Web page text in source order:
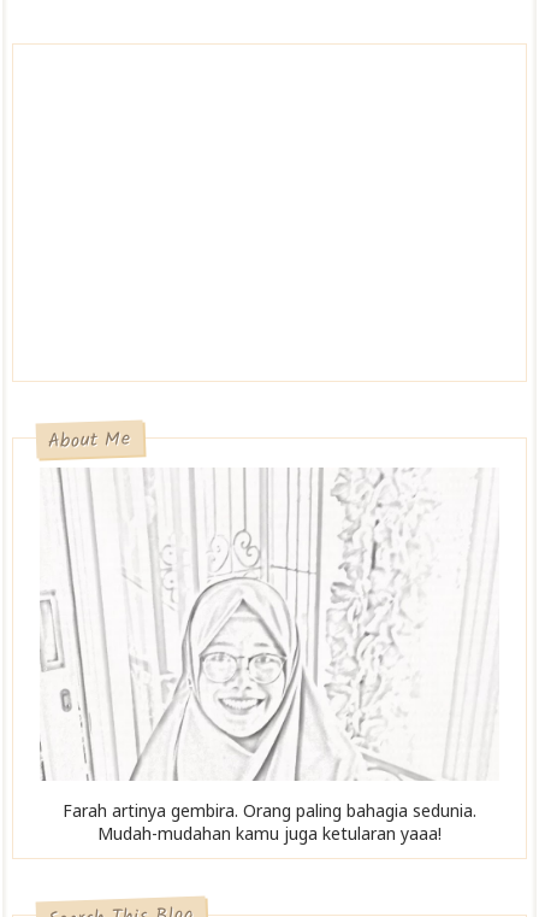
About Me
Farah artinya gembira. Orang paling bahagia sedunia.
Mudah-mudahan kamu juga ketularan yaaa!